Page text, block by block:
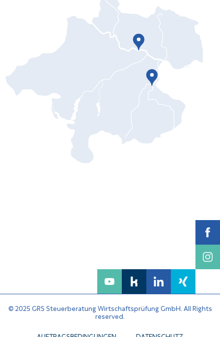
© 2025 GRS Steuerberatung Wirtschaftsprüfung GmbH. All Rights
reserved.